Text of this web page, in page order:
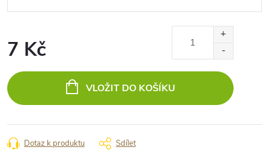
7 Kč
cena:
VLOŽIT DO KOŠÍKU
Dotaz k produktu Sdílet